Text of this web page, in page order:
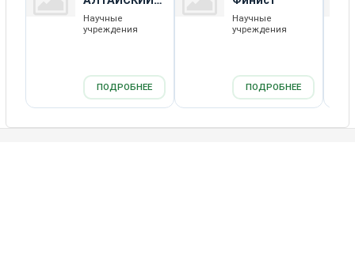
10
Научные
учреждения
ПОДРОБНЕЕ
Научные
учреждения
ПОДРОБНЕЕ